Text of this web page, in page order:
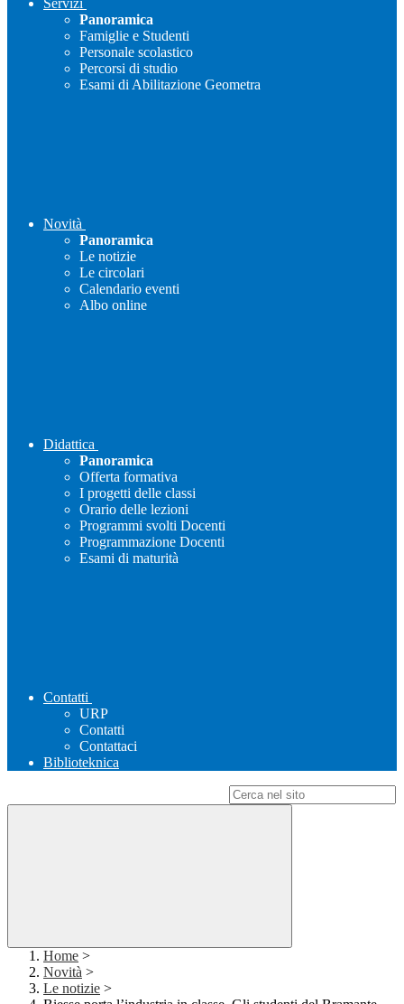
Servizi
Panoramica
Famiglie e Studenti
Personale scolastico
Percorsi di studio
Esami di Abilitazione Geometra
Novità
Panoramica
Le notizie
Le circolari
Calendario eventi
Albo online
Didattica
Panoramica
Offerta formativa
I progetti delle classi
Orario delle lezioni
Programmi svolti Docenti
Programmazione Docenti
Esami di maturità
Contatti
URP
Contatti
Contattaci
Biblioteknica
Home >
Novità >
Le notizie >